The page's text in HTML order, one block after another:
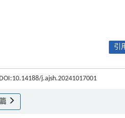
引
j.ajsh.20241017001